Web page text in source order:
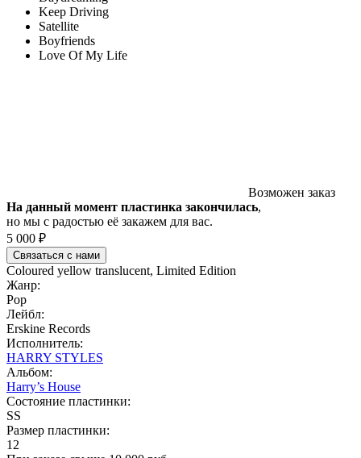
Keep Driving
Satellite
Boyfriends
Love Of My Life
Возможен заказ
На данный момент пластинка закончилась,
но мы с радостью её закажем для вас.
5 000 ₽
Связаться с нами
Coloured yellow translucent, Limited Edition
Жанр:
Pop
Лейбл:
Erskine Records
Исполнитель:
HARRY STYLES
Альбом:
Harry’s House
Состояние пластинки:
SS
Размер пластинки:
12